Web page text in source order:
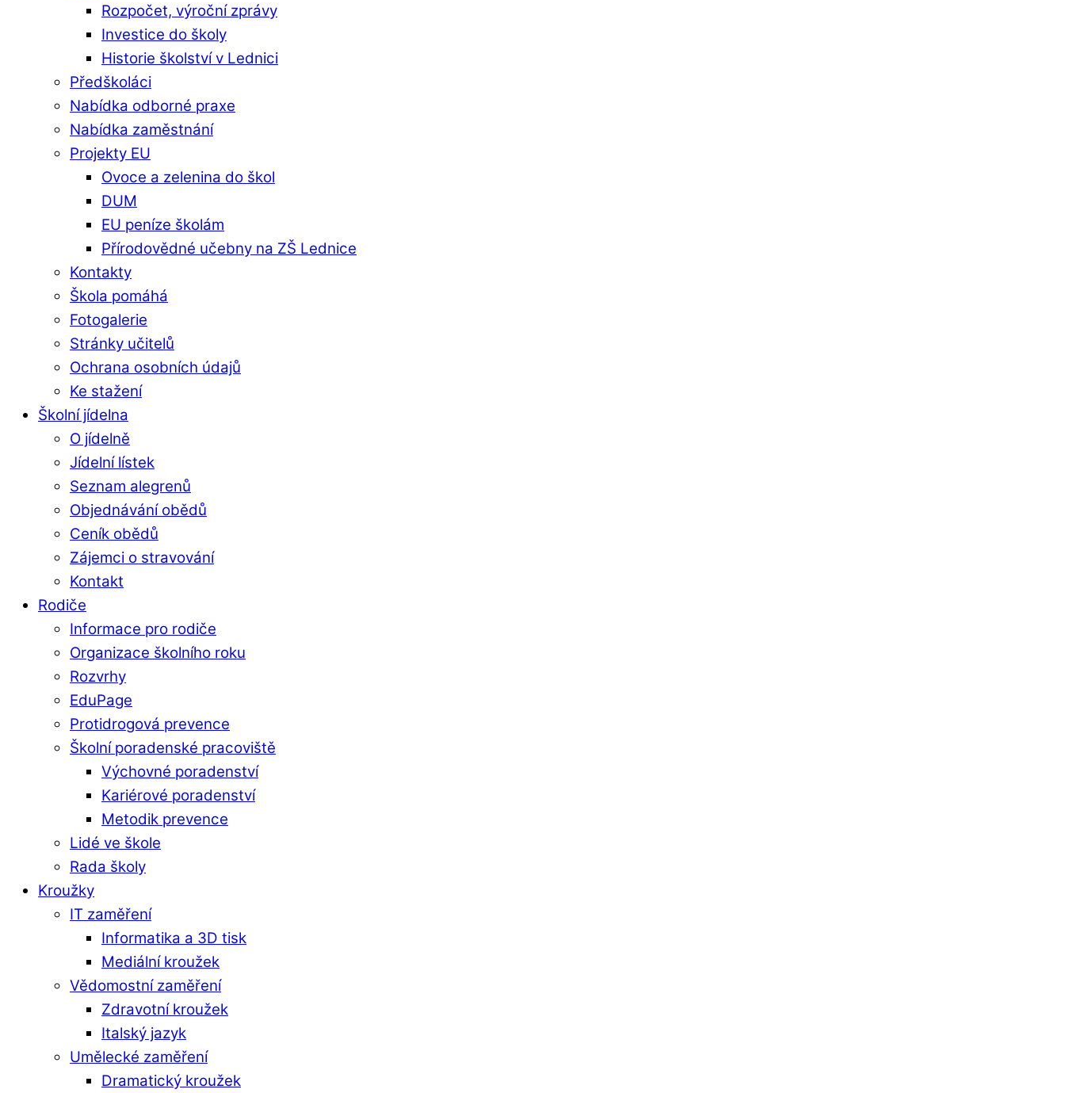
Rozpočet, výroční zprávy
Investice do školy
Historie školství v Lednici
Předškoláci
Nabídka odborné praxe
Nabídka zaměstnání
Projekty EU
Ovoce a zelenina do škol
DUM
EU peníze školám
Přírodovědné učebny na ZŠ Lednice
Kontakty
Škola pomáhá
Fotogalerie
Stránky učitelů
Ochrana osobních údajů
Ke stažení
Školní jídelna
O jídelně
Jídelní lístek
Seznam alegrenů
Objednávání obědů
Ceník obědů
Zájemci o stravování
Kontakt
Rodiče
Informace pro rodiče
Organizace školního roku
Rozvrhy
EduPage
Protidrogová prevence
Školní poradenské pracoviště
Výchovné poradenství
Kariérové poradenství
Metodik prevence
Lidé ve škole
Rada školy
Kroužky
IT zaměření
Informatika a 3D tisk
Mediální kroužek
Vědomostní zaměření
Zdravotní kroužek
Italský jazyk
Umělecké zaměření
Dramatický kroužek